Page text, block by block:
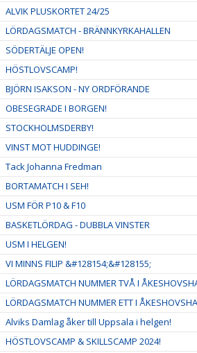
ALVIK PLUSKORTET 24/25
LÖRDAGSMATCH - BRÄNNKYRKAHALLEN
SÖDERTÄLJE OPEN!
HÖSTLOVSCAMP!
BJÖRN ISAKSON - NY ORDFÖRANDE
OBESEGRADE I BORGEN!
STOCKHOLMSDERBY!
VINST MOT HUDDINGE!
Tack Johanna Fredman
BORTAMATCH I SEH!
USM FÖR P10 & F10
BASKETLÖRDAG - DUBBLA VINSTER
USM I HELGEN!
VI MINNS FILIP &#128154;&#128155;
LÖRDAGSMATCH NUMMER TVÅ I
LÖRDAGSMATCH NUMMER ETT I
Alviks Damlag åker till Uppsala i helgen!
HÖSTLOVSCAMP & SKILLSCAMP 2024!